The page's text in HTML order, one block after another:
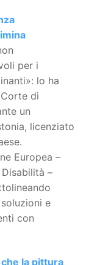
per i
lo ha
di
un
licenziato
Europea –
–
e
con
la pittura